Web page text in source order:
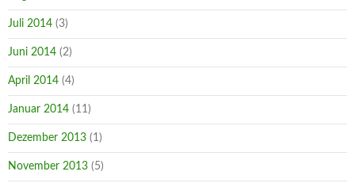
Juli 2014 (3)
Juni 2014 (2)
April 2014 (4)
Januar 2014 (11)
Dezember 2013 (1)
November 2013 (5)